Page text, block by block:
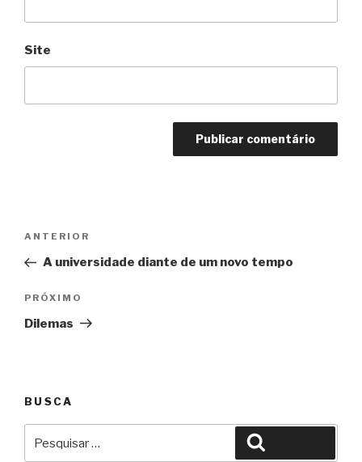
Site
Post
Anterior
ANTERIOR
A universidade diante de um novo tempo
Próximo
PRÓXIMO
Dilemas
BUSCA
por: